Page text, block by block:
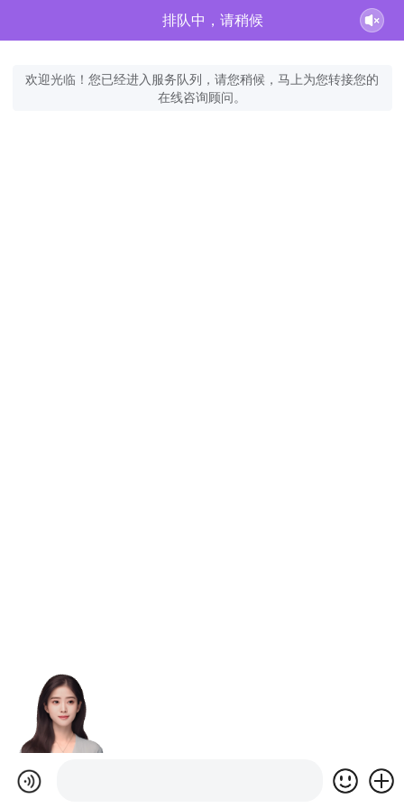
排队中，请稍候
欢迎光临！您已经进入服务队列，请您稍候，马上为您转接您的
在线咨询顾问。